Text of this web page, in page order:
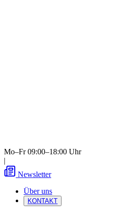
Mo–Fr 09:00–18:00 Uhr
|
Newsletter
Über uns
KONTAKT